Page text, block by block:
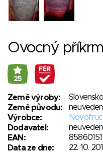
Ovocný příkrm
25
Země výroby:
Slovensko
Země původu:
Výrobce:
Dodavatel:
EAN:
Data ze dne:
22. 10.